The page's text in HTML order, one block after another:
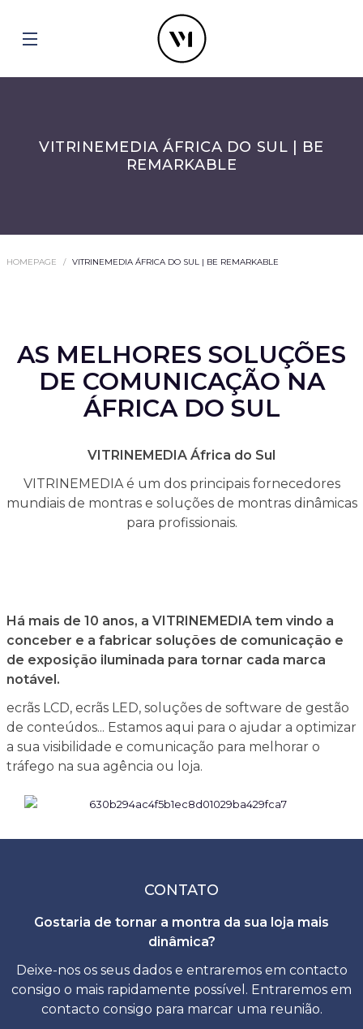
VITRINEMEDIA ÁFRICA DO SUL | BE
REMARKABLE
HOMEPAGE VITRINEMEDIA ÁFRICA DO SUL | BE REMARKABLE
AS MELHORES SOLUÇÕES
DE COMUNICAÇÃO NA
ÁFRICA DO SUL
VITRINEMEDIA África do Sul
VITRINEMEDIA é um dos principais fornecedores
mundiais de montras e soluções de montras dinâmicas
para profissionais.
Há mais de 10 anos, a VITRINEMEDIA tem vindo a
conceber e a fabricar soluções de comunicação e
de exposição iluminada para tornar cada marca
notável.
ecrãs LCD, ecrãs LED, soluções de software de gestão
de conteúdos... Estamos aqui para o ajudar a optimizar
a sua visibilidade e comunicação para melhorar o
tráfego na sua agência ou loja.
CONTATO
Gostaria de tornar a montra da sua loja mais
dinâmica?
Deixe-nos os seus dados e entraremos em contacto
consigo o mais rapidamente possível. Entraremos em
contacto consigo para marcar uma reunião.